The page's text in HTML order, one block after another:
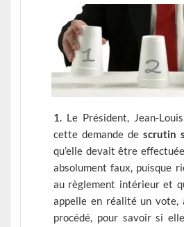
Le Président, Jean-
cette demande de scrutin
qu’elle devait être
absolument faux, puisque
au règlement intérieur et
appelle en réalité un vote,
procédé, pour savoir si